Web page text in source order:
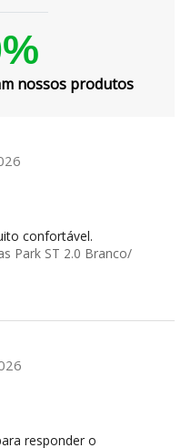
nossos produtos
confortável.
Park ST 2.0 Branco/
responder o